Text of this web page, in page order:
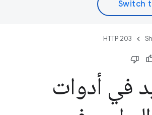
HTTP 203
في أدوات